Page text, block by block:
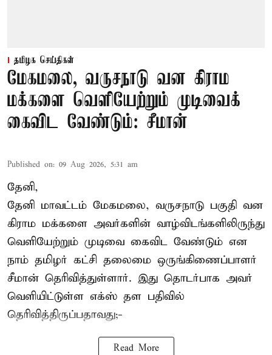
தமிழக செய்திகள்
மேகமலை, வருசநாடு வன கிராம
மக்களை வெளியேற்றும் முடிவைக்
கைவிட வேண்டும்: சீமான்
Published on: 09 Aug 2026, 5:31 am
தேனி,
தேனி மாவட்டம் மேகமலை, வருசநாடு பகுதி வன
கிராம மக்களை அவர்களின் வாழ்விடங்களிலிருந்து
வெளியேற்றும் முடிவை கைவிட வேண்டும் என
நாம் தமிழர் கட்சி தலைமை ஒருங்கிணைப்பாளர்
சீமான் தெரிவித்துள்ளார். இது தொடர்பாக அவர்
வெளியிட்டுள்ள எக்ஸ் தள பதிவில்
தெரிவித்திருப்பதாவது;-
Read More